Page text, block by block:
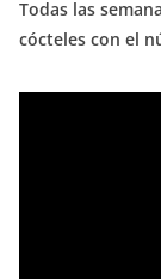
Todas las
cócteles con el